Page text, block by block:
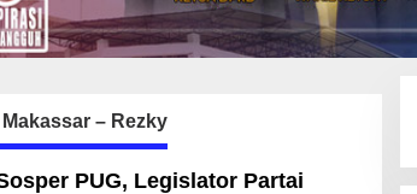
– Rezky
PUG, Legislator Partai